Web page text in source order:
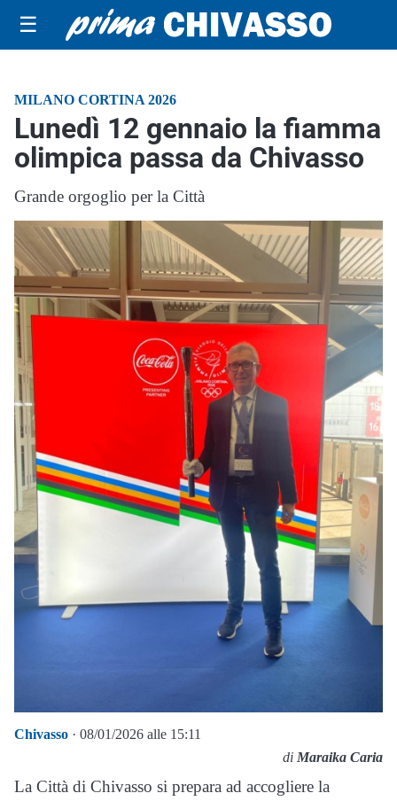
☰
MILANO CORTINA 2026
Lunedì 12 gennaio la fiamma
olimpica passa da Chivasso
Grande orgoglio per la Città
Chivasso · 08/01/2026 alle 15:11
di Maraika Caria
La Città di Chivasso si prepara ad accogliere la